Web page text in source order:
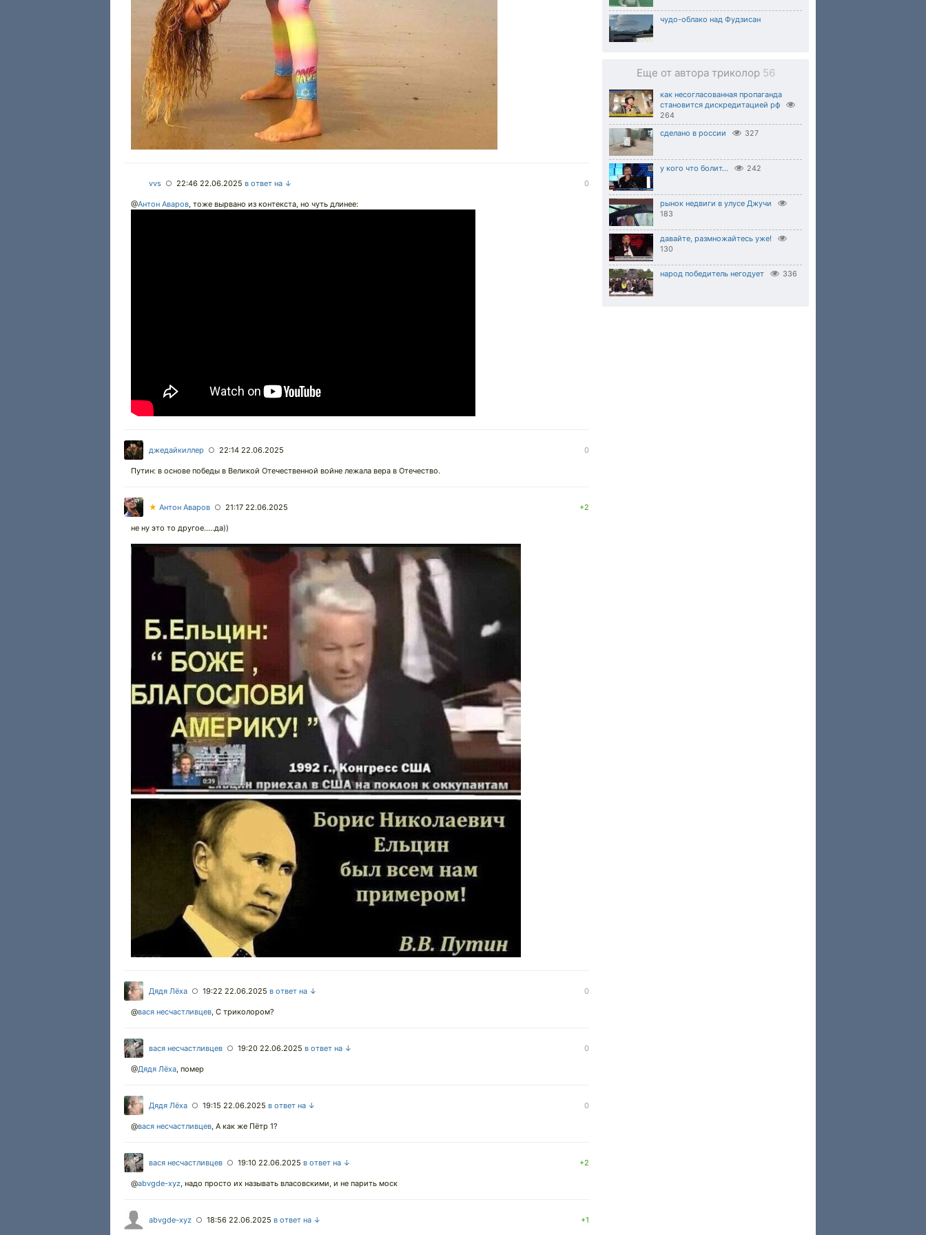
чудо-облако над Фудзисан
Еще от автора триколор 56
как несогласованная пропаганда
становится дискредитацией рф
264
сделано в россии 327
у кого что болит... 242
рынок недвиги в улусе Джучи
183
давайте, размножайтесь уже!
130
народ победитель негодует 336
vvs ○ 22:46 22.06.2025 в ответ на ↓ 0
@Антон Аваров, тоже вырвано из контекста, но чуть длинее:
джедайкиллер ○ 22:14 22.06.2025 0
Путин: в основе победы в Великой Отечественной войне лежала вера в Отечество.
★ Антон Аваров ○ 21:17 22.06.2025 +2
не ну это то другое.....да))
Дядя Лёха ○ 19:22 22.06.2025 в ответ на ↓ 0
@вася несчастливцев, С триколором?
вася несчастливцев ○ 19:20 22.06.2025 в ответ на ↓ 0
@Дядя Лёха, помер
Дядя Лёха ○ 19:15 22.06.2025 в ответ на ↓ 0
@вася несчастливцев, А как же Пётр 1?
вася несчастливцев ○ 19:10 22.06.2025 в ответ на ↓ +2
@abvgde-xyz, надо просто их называть власовскими, и не парить моск
abvgde-xyz ○ 18:56 22.06.2025 в ответ на ↓ +1